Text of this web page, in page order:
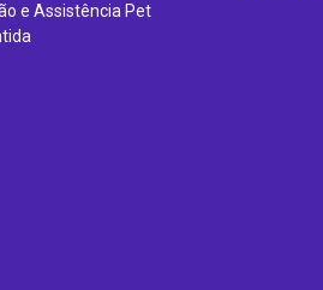
e Assistência Pet